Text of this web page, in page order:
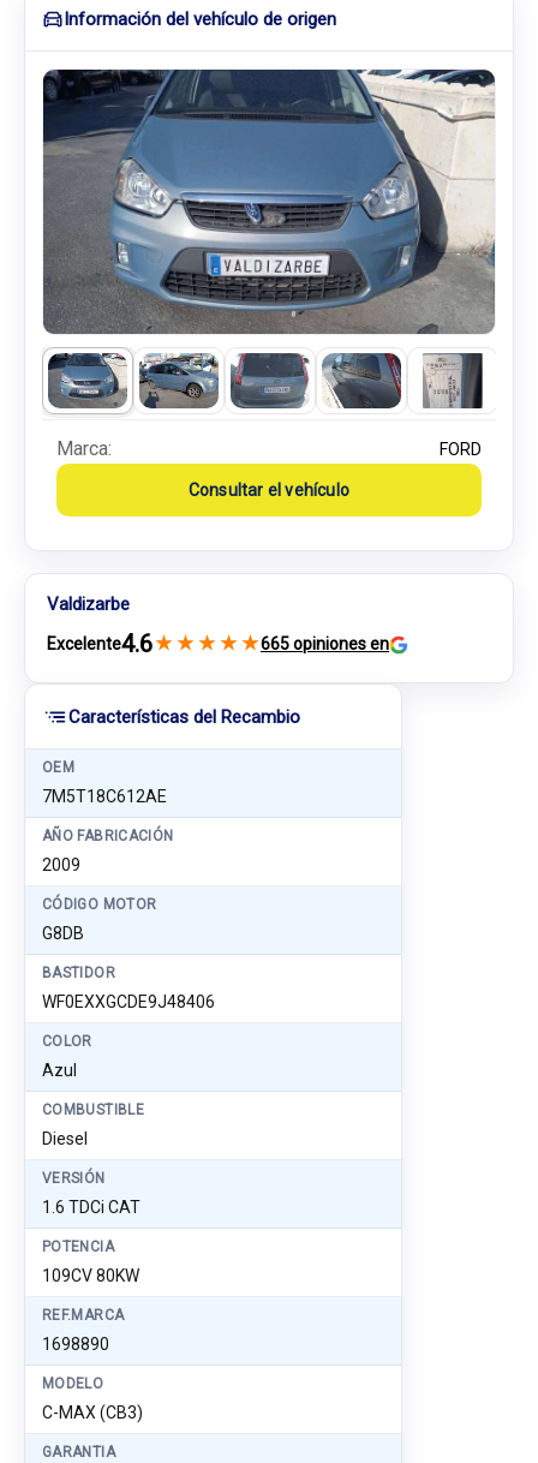
Características del Recambio
OEM
7M5T18C612AE
AÑO FABRICACIÓN
2009
CÓDIGO MOTOR
G8DB
BASTIDOR
WF0EXXGCDE9J48406
COLOR
Azul
COMBUSTIBLE
Diesel
VERSIÓN
1.6 TDCi CAT
POTENCIA
109CV 80KW
REF.MARCA
1698890
MODELO
C-MAX (CB3)
GARANTIA
Información del vehículo de origen
Marca: FORD
Consultar el vehículo
Valdizarbe
Excelente4.6★ ★ ★ ★ ★665 opiniones en